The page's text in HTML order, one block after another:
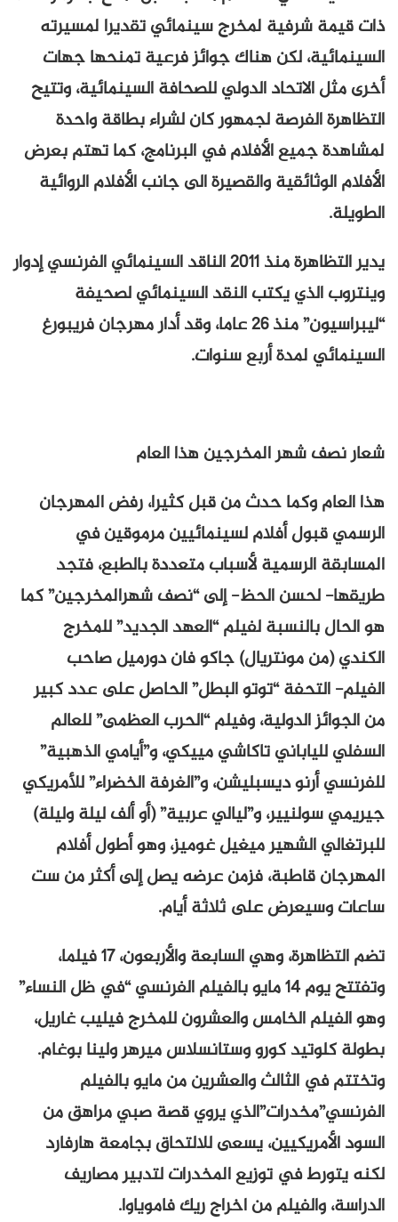
ذات قيمة شرفية لمخرج سينمائي تقديرا لمسيرته
السينمائية، لكن هناك جوائز فرعية تمنحها جهات
أخرى مثل الاتحاد الدولي للصحافة السينمائية، وتتيح
التظاهرة الفرصة لجمهور كان لشراء بطاقة واحدة
لمشاهدة جميع الأفلام في البرنامج، كما تهتم بعرض
الأفلام الوثائقية والقصيرة الى جانب الأفلام الروائية
الطويلة.
يدير التظاهرة منذ 2011 الناقد السينمائي الفرنسي إدوار
وينتروب الذي يكتب النقد السينمائي لصحيفة
“ليبراسيون” منذ 26 عاما، وقد أدار مهرجان فريبورغ
السينمائي لمدة أربع سنوات.
شعار نصف شهر المخرجين هذا العام
هذا العام وكما حدث من قبل كثيرا، رفض المهرجان
الرسمي قبول أفلام لسينمائيين مرموقين في
المسابقة الرسمية لأسباب متعددة بالطبع، فتجد
طريقها- لحسن الحظ- إلى “نصف شهرالمخرجين” كما
هو الحال بالنسبة لفيلم “العهد الجديد” للمخرج
الكندي (من مونتريال) جاكو فان دورميل صاحب
الفيلم- التحفة “توتو البطل” الحاصل على عدد كبير
من الجوائز الدولية، وفيلم “الحرب العظمى” للعالم
السفلي للياباني تاكاشي مييكي، و”أيامي الذهبية”
للفرنسي أرنو ديسبليشن، و”الغرفة الخضراء” للأمريكي
جيريمي سولنيير، و”ليالي عربية” (أو ألف ليلة وليلة)
للبرتغالي الشهير ميغيل غوميز، وهو أطول أفلام
المهرجان قاطبة، فزمن عرضه يصل إلى أكثر من ست
ساعات وسيعرض على ثلاثة أيام.
تضم التظاهرة، وهي السابعة والأربعون، 17 فيلما،
وتفتتح يوم 14 مايو بالفيلم الفرنسي “في ظل النساء”
وهو الفيلم الخامس والعشرون للمخرج فيليب غاريل،
بطولة كلوتيد كورو وستانسلاس ميرهر ولينا بوغام.
وتختتم في الثالث والعشرين من مايو بالفيلم
الفرنسي”مخدرات”الذي يروي قصة صبي مراهق من
السود الأمريكيين، يسعى للالتحاق بجامعة هارفارد
لكنه يتورط في توزيع المخدرات لتدبير مصاريف
الدراسة، والفيلم من اخراج ريك فاموياوا.